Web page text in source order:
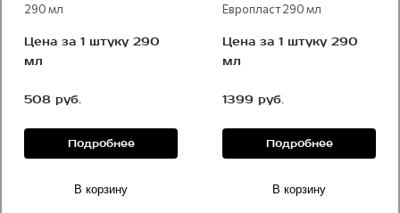
290 мл
Цена за 1 штуку 290
мл
508 руб.
Подробнее
В корзину
Европласт 290 мл
Цена за 1 штуку 290
мл
1399 руб.
Подробнее
В корзину